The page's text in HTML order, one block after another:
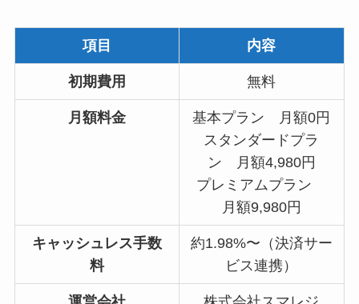
項目 内容
初期費用 無料
月額料金
基本プラン 月額0円
スタンダードプラ
ン 月額4,980円
プレミアムプラン
月額9,980円
キャッシュレス手数
料
約1.98%〜（決済サー
ビス連携）